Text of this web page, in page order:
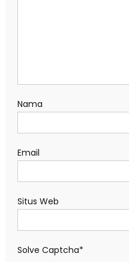
Nama
Email
Situs Web
Solve Captcha*